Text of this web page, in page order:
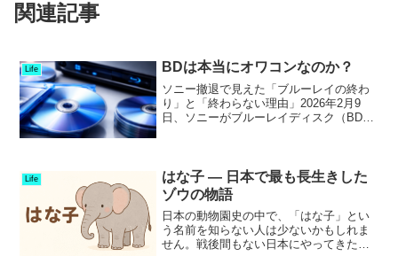
関連記事
Life BDは本当にオワコンなのか？
ソニー撤退で見えた「ブルーレイの終わ
り」と「終わらない理由」2026年2月9
日、ソニーがブルーレイディスク（BD）
ニーの撤退は、多...
Life
はな子 ― 日本で最も長生きした
ゾウの物語
日本の動物園史の中で、「はな子」とい
う名前を知らない人は少ないかもしれま
せん。戦後間もない日本にやってきたア